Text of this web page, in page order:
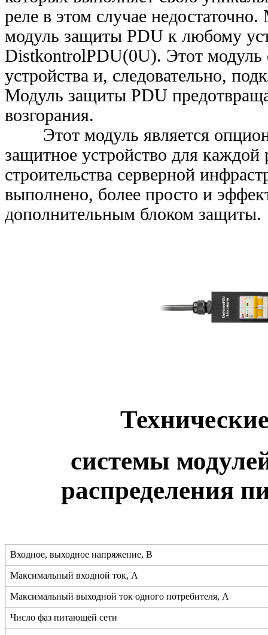
реле в этом случае недостаточно.
модуль защиты PDU к любому
DistkontrolPDU(0U). Этот модуль
устройства и, следовательно,
Модуль защиты PDU
возгорания.
Этот модуль является
защитное устройство для каждой
строительства серверной
выполнено, более просто и
дополнительным блоком защиты.
системы
распределения
Входное, выходное напряжение, В
Максимальный входной ток, А
Максимальный выходной ток одного потребителя, А
Число фаз питающей сети